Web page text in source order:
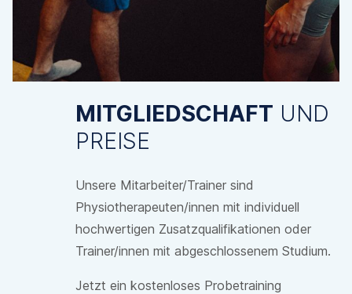
MITGLIEDSCHAFT UND
PREISE
Unsere Mitarbeiter/Trainer sind
Physiotherapeuten/innen mit individuell
hochwertigen Zusatzqualifikationen oder
Trainer/innen mit abgeschlossenem Studium.
Jetzt ein kostenloses Probetraining